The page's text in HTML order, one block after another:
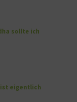
sollte ich
eigentlich